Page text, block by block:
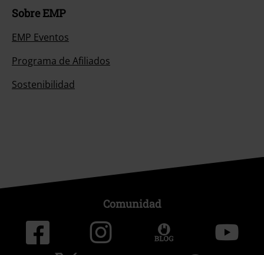
Sobre EMP
EMP Eventos
Programa de Afiliados
Sostenibilidad
Comunidad